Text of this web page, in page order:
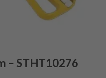
– STHT10276